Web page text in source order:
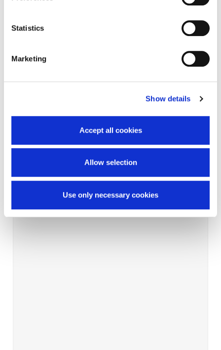
Statistics
Marketing
Show details
Accept all cookies
Allow selection
Use only necessary cookies